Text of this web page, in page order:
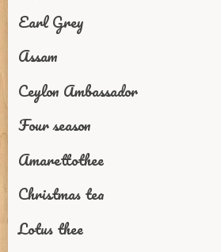
Earl Grey
Assam
Ceylon Ambassador
Four season
Amarettothee
Christmas tea
Lotus thee